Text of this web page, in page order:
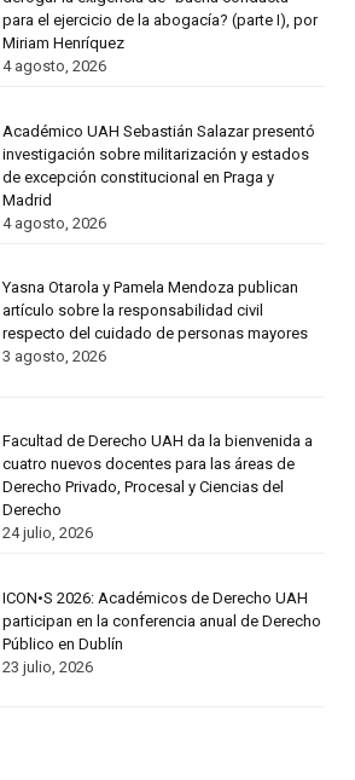
para el ejercicio de la abogacía? (parte I), por
Miriam Henríquez
4 agosto, 2026
Académico UAH Sebastián Salazar presentó
investigación sobre militarización y estados
de excepción constitucional en Praga y
Madrid
4 agosto, 2026
Yasna Otarola y Pamela Mendoza publican
artículo sobre la responsabilidad civil
respecto del cuidado de personas mayores
3 agosto, 2026
Facultad de Derecho UAH da la bienvenida a
cuatro nuevos docentes para las áreas de
Derecho Privado, Procesal y Ciencias del
Derecho
24 julio, 2026
ICON•S 2026: Académicos de Derecho UAH
participan en la conferencia anual de Derecho
Público en Dublín
23 julio, 2026